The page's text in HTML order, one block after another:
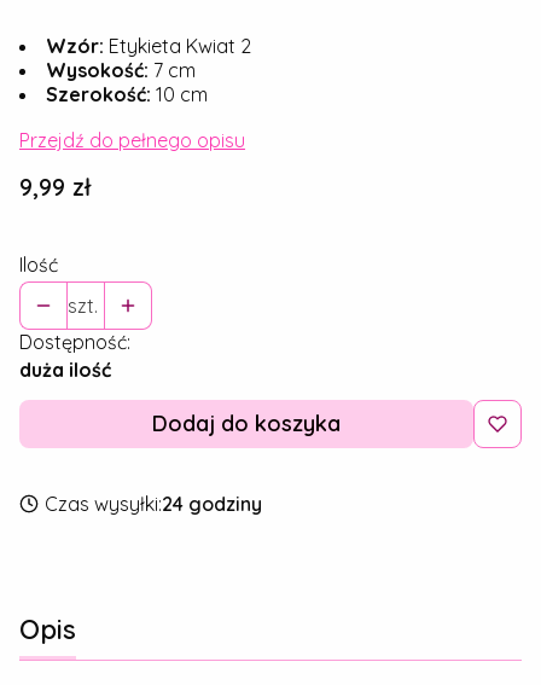
Wzór: Etykieta Kwiat 2
Wysokość: 7 cm
Szerokość: 10 cm
Przejdź do pełnego opisu
Cena
9,99 zł
Ilość
szt.
Dostępność:
duża ilość
Dodaj do koszyka
Czas wysyłki:24 godziny
Opis